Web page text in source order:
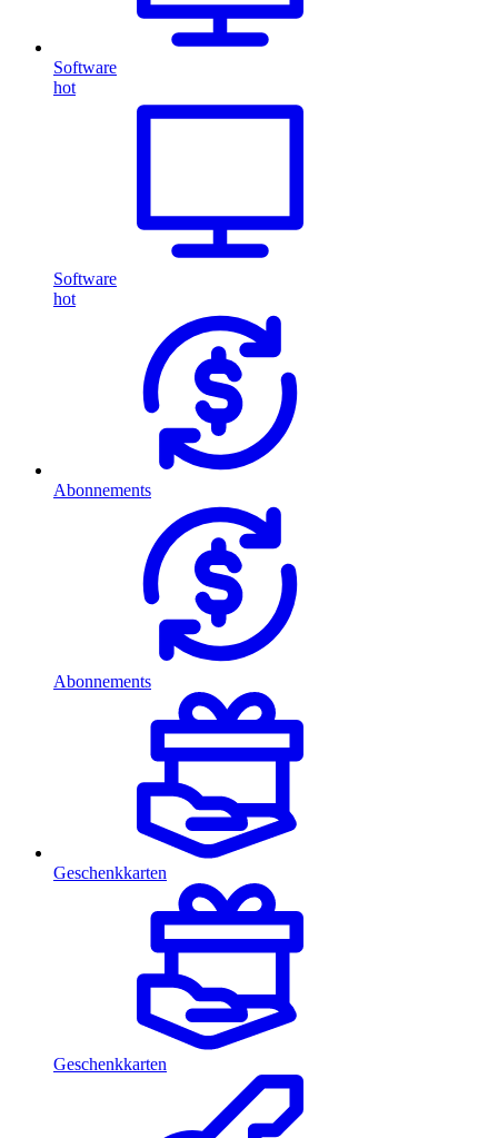
Software
hot
Software
hot
Abonnements
Abonnements
Geschenkkarten
Geschenkkarten